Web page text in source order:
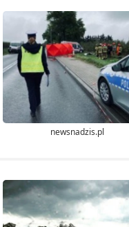
newsnadzis.pl